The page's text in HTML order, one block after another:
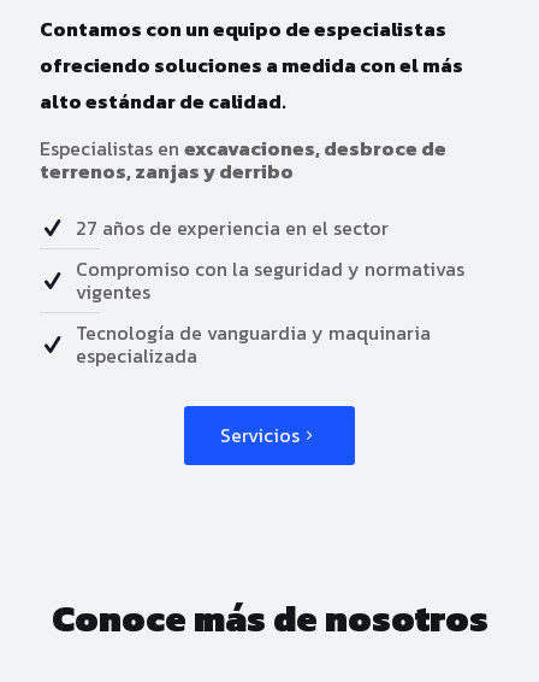
Contamos con un equipo de especialistas
ofreciendo soluciones a medida con el más
alto estándar de calidad.
Especialistas en excavaciones, desbroce de
terrenos, zanjas y derribo
27 años de experiencia en el sector
Compromiso con la seguridad y normativas
vigentes
Tecnología de vanguardia y maquinaria
especializada
Servicios
Conoce más de nosotros